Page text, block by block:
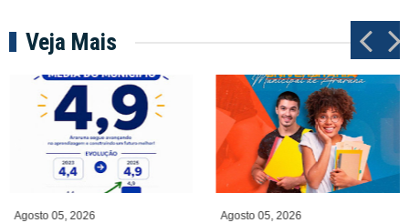
Veja Mais
Agosto 05, 2026 Agosto 05, 2026
P
e
v
N
e
x
t